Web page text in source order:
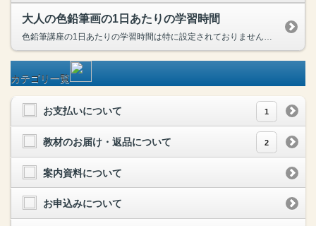
大人の色鉛筆画の1日あたりの学習時間
色鉛筆講座の1日あたりの学習時間は特に設定されておりませんが、6ヵ月で修了できるカリキュラムとなっております。ただ、上記は学習の目安でして、受講開始から12ヵ月までは添削・質問指導など、すべての...
カテゴリ一覧
お支払いについて 1
教材のお届け・返品について 2
案内資料について
お申込みについて